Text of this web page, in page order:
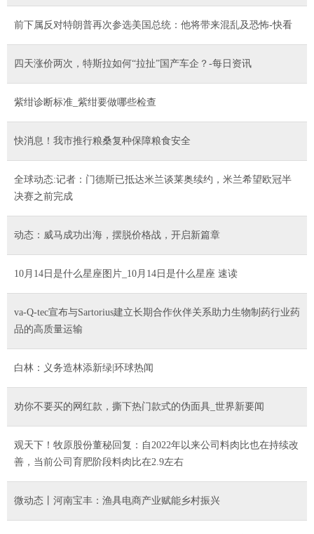
前下属反对特朗普再次参选美国总统：他将带来混乱及恐怖-快看
四天涨价两次，特斯拉如何“拉扯”国产车企？-每日资讯
紫绀诊断标准_紫绀要做哪些检查
快消息！我市推行粮桑复种保障粮食安全
全球动态:记者：门德斯已抵达米兰谈莱奥续约，米兰希望欧冠半
决赛之前完成
动态：威马成功出海，摆脱价格战，开启新篇章
10月14日是什么星座图片_10月14日是什么星座 速读
va-Q-tec宣布与Sartorius建立长期合作伙伴关系助力生物制药行业药
品的高质量运输
白林：义务造林添新绿|环球热闻
劝你不要买的网红款，撕下热门款式的伪面具_世界新要闻
观天下！牧原股份董秘回复：自2022年以来公司料肉比也在持续改
善，当前公司育肥阶段料肉比在2.9左右
微动态丨河南宝丰：渔具电商产业赋能乡村振兴